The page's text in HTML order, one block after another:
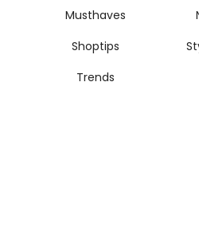
Musthaves
Shoptips
Trends